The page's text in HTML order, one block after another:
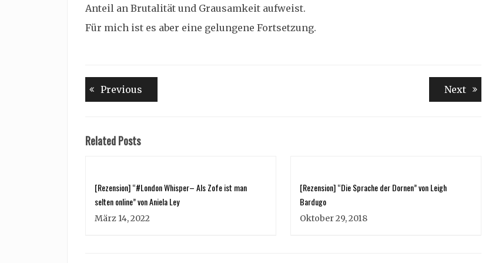
Anteil an Brutalität und Grausamkeit aufweist.
Für mich ist es aber eine gelungene Fortsetzung.
Beitragsnavigation
Previous NextNext
Related Posts
[Rezension] “#London Whisper– Als Zofe ist man
selten online” von Aniela Ley
März 14, 2022
[Rezension] “Die Sprache der Dornen” von Leigh
Bardugo
Oktober 29, 2018